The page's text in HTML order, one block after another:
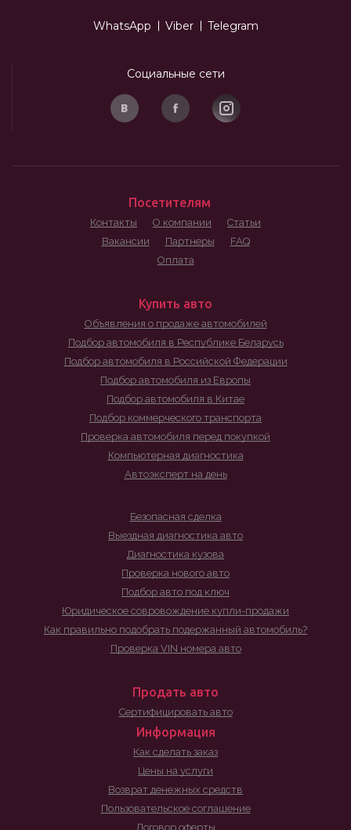
WhatsApp Viber Telegram
Социальные сети
Посетителям
Контакты О компании
Статьи
Вакансии
Партнеры
FAQ
Оплата
Купить авто
Объявления о продаже автомобилей
Подбор автомобиля в Республике Беларусь
Подбор автомобиля в Российской Федерации
Подбор автомобиля из Европы
Подбор автомобиля в Китае
Подбор коммерческого транспорта
Проверка автомобиля перед покупкой
Компьютерная диагностика
Автоэксперт на день
Безопасная сделка
Выездная диагностика авто
Диагностика кузова
Проверка нового авто
Подбор авто под ключ
Юридическое совровождение купли-продажи
Как правильно подобрать подержанный автомобиль?
Проверка VIN номера авто
Продать авто
Сертифицировать авто
Информация
Как сделать заказ
Цены на услуги
Возврат денежных средств
Пользовательское соглашение
Договор оферты